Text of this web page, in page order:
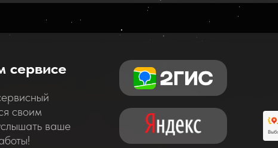
своим
ваше